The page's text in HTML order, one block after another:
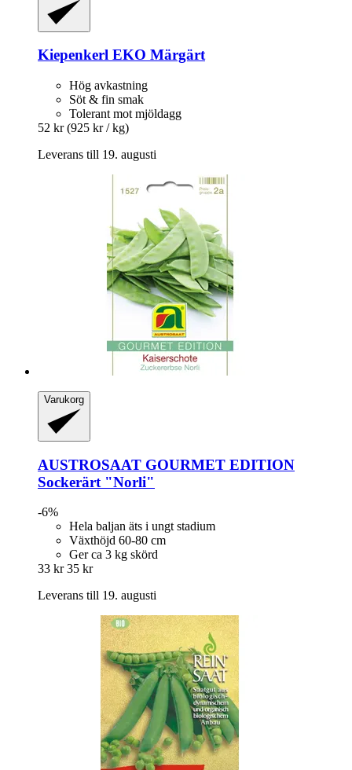
Kiepenkerl EKO Märgärt
Hög avkastning
Söt & fin smak
Tolerant mot mjöldagg
52 kr (925 kr / kg)
Leverans till 19. augusti
Varukorg
AUSTROSAAT GOURMET EDITION
Sockerärt "Norli"
-6%
Hela baljan äts i ungt stadium
Växthöjd 60-80 cm
Ger ca 3 kg skörd
33 kr 35 kr
Leverans till 19. augusti